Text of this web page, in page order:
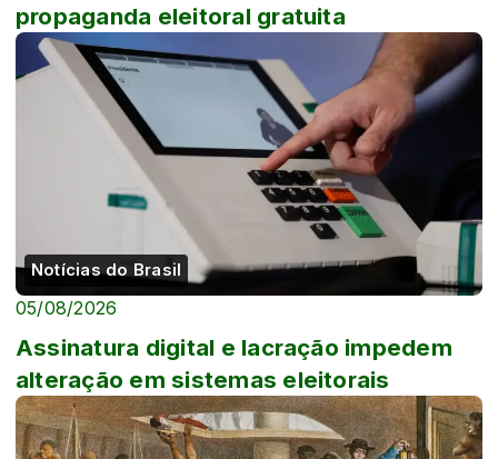
propaganda eleitoral gratuita
Notícias do Brasil
05/08/2026
Assinatura digital e lacração impedem
alteração em sistemas eleitorais